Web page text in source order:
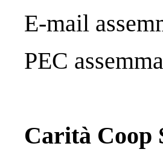
E-mail
PEC
Carità Coop